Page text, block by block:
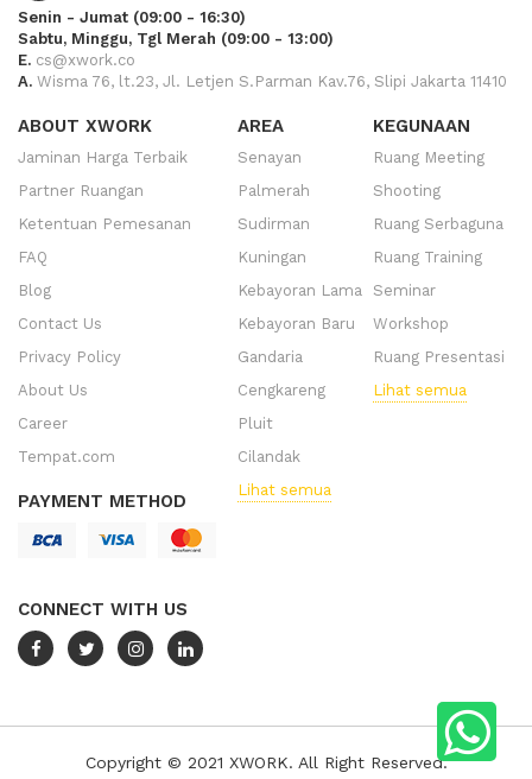
Senin - Jumat (09:00 - 16:30)
Sabtu, Minggu, Tgl Merah (09:00 - 13:00)
E. cs@xwork.co
A. Wisma 76, lt.23, Jl. Letjen S.Parman Kav.76, Slipi Jakarta 11410
ABOUT XWORK
Jaminan Harga Terbaik
Partner Ruangan
Ketentuan Pemesanan
FAQ
Blog
Contact Us
Privacy Policy
About Us
Career
Tempat.com
PAYMENT METHOD
CONNECT WITH US
AREA
Senayan
Palmerah
Sudirman
Kuningan
Kebayoran Lama
Kebayoran Baru
Gandaria
Cengkareng
Pluit
Cilandak
Lihat semua
KEGUNAAN
Ruang Meeting
Shooting
Ruang Serbaguna
Ruang Training
Seminar
Workshop
Ruang Presentasi
Lihat semua
Copyright © 2021 XWORK. All Right Reserved.